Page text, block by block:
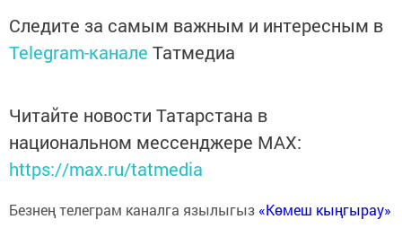
Следите за самым важным и интересным в
Telegram-канале Татмедиа
Читайте новости Татарстана в
национальном мессенджере MАХ:
https://max.ru/tatmedia
Безнең телеграм каналга язылыгыз «Көмеш кыңгырау»